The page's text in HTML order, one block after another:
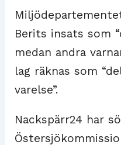
Berits insats som
medan andra
lag räknas som
varelse”.
Nackspärr24 har